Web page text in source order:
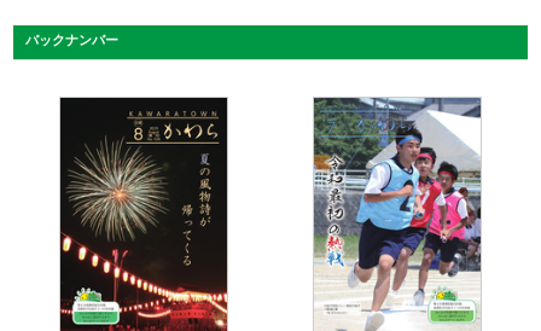
バックナンバー